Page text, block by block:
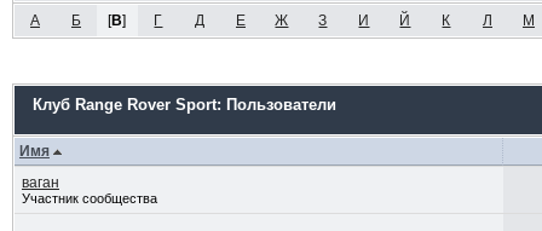
А Б [В] Г Д Е Ж З И Й К Л М
Клуб Range Rover Sport: Пользователи
Имя
ваган
Участник сообщества